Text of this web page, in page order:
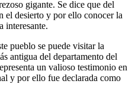
gigante. Se dice que del
el desierto y por ello conocer la
interesante.
pueblo se puede visitar la
antigua del departamento del
un valioso testimonio en
y por ello fue declarada como